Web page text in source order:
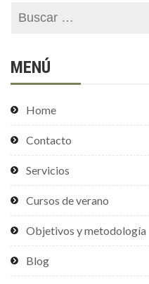
MENÚ
Home
Contacto
Servicios
Cursos de verano
Objetivos y metodología
Blog